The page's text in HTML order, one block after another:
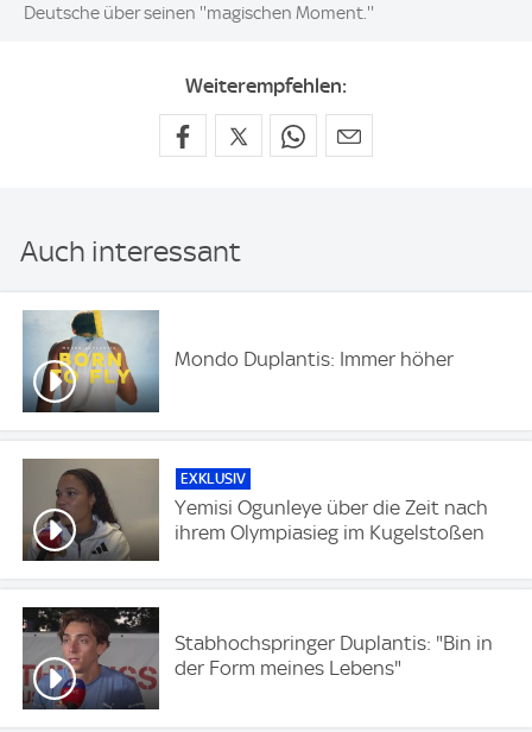
Deutsche über seinen ''magischen Moment.''
Weiterempfehlen:
Auch interessant
Mondo Duplantis: Immer höher
EXKLUSIV
Yemisi Ogunleye über die Zeit nach
ihrem Olympiasieg im Kugelstoßen
Stabhochspringer Duplantis: "Bin in
der Form meines Lebens"